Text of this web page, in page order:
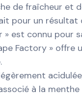
de fraîcheur et
pour un résultat
» est connu pour
Factory » offre
à la